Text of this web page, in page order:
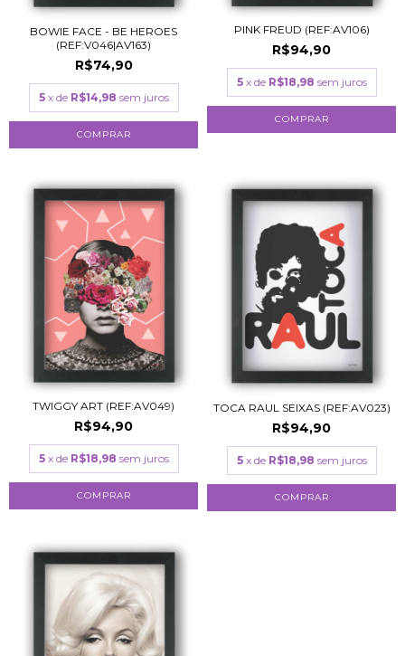
BOWIE FACE - BE HEROES
(REF:V046|AV163)
R$74,90
5 x de R$14,98 sem juros
COMPRAR
PINK FREUD (REF:AV106)
R$94,90
5 x de R$18,98 sem juros
COMPRAR
TWIGGY ART (REF:AV049)
R$94,90
5 x de R$18,98 sem juros
COMPRAR
TOCA RAUL SEIXAS (REF:AV023)
R$94,90
5 x de R$18,98 sem juros
COMPRAR